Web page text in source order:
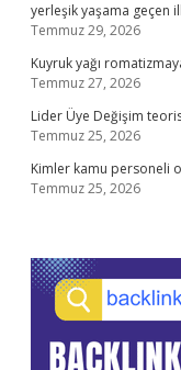
yerleşik yaşama geçen
Temmuz 29, 2026
Kuyruk yağı
Temmuz 27, 2026
Lider Üye Değişim
Temmuz 25, 2026
Kimler kamu personeli
Temmuz 25, 2026